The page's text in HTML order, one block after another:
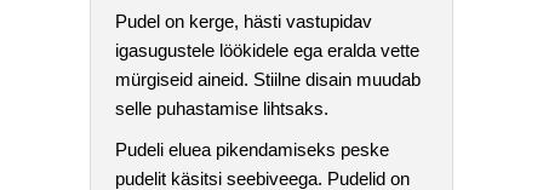
Pudel on kerge, hästi vastupidav
igasugustele löökidele ega eralda vette
mürgiseid aineid. Stiilne disain muudab
selle puhastamise lihtsaks.
Pudeli eluea pikendamiseks peske
pudelit käsitsi seebiveega. Pudelid on